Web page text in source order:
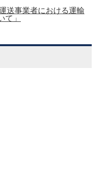
送事業者における運輸
て」